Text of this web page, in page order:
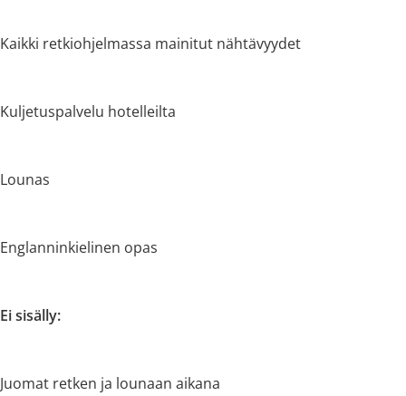
Kaikki retkiohjelmassa mainitut nähtävyydet
Kuljetuspalvelu hotelleilta
Lounas
Englanninkielinen opas
Ei sisälly:
Juomat retken ja lounaan aikana